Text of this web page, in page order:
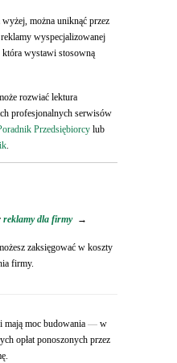
można uniknąć przez
wyspecjalizowanej
która wystawi stosowną
rozwiać lektura
profesjonalnych serwisów
Przedsiębiorcy lub
.
reklamy dla firmy→
zaksięgować w koszty
firmy.
mają moc budowania —w
opłat ponoszonych przez